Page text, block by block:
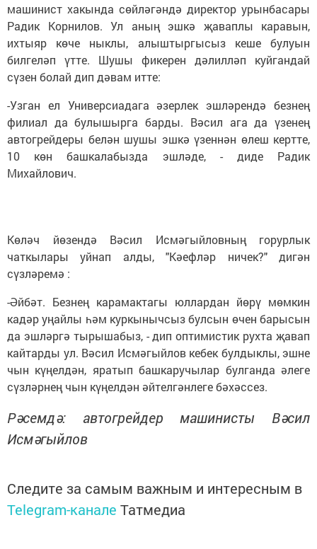
машинист хакында сөйләгәндә директор урынбасары
Радик Корнилов. Ул аның эшкә җаваплы каравын,
ихтыяр көче ныклы, алыштыргысыз кеше булуын
билгеләп үтте. Шушы фикерен дәлилләп куйгандай
сүзен болай дип дәвам итте:
-Узган ел Универсиадага әзерлек эшләрендә безнең
филиал да булышырга барды. Вәсил ага да үзенең
автогрейдеры белән шушы эшкә үзеннән өлеш кертте,
10 көн башкалабызда эшләде, - диде Радик
Михайлович.
Көләч йөзендә Вәсил Исмәгыйловның горурлык
чаткылары уйнап алды, "Кәефләр ничек?" дигән
сүзләремә :
-Әйбәт. Безнең карамактагы юллардан йөрү мөмкин
кадәр уңайлы һәм куркынычсыз булсын өчен барысын
да эшләргә тырышабыз, - дип оптимистик рухта җавап
кайтарды ул. Вәсил Исмәгыйлов кебек булдыклы, эшне
чын күңелдән, яратып башкаручылар булганда әлеге
сүзләрнең чын күңелдән әйтелгәнлеге бәхәссез.
Рәсемдә: автогрейдер машинисты Вәсил
Исмәгыйлов
Следите за самым важным и интересным в
Telegram-канале Татмедиа